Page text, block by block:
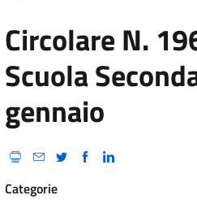
Circolare N.
Scuola
gennaio
Categorie